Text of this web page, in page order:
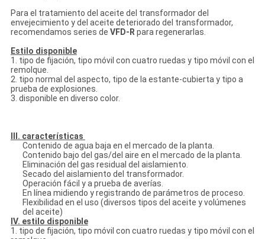
Para el tratamiento del aceite del transformador del
envejecimiento y del aceite deteriorado del transformador,
recomendamos series de VFD-Rpara regenerarlas.
Estilo disponible
1. tipo de fijación, tipo móvil con cuatro ruedas y tipo móvil con el
remolque.
2. tipo normal del aspecto, tipo de la estante-cubierta y tipo a
prueba de explosiones.
3. disponible en diverso color.
III. características
Contenido de agua baja en el mercado de la planta.
Contenido bajo del gas/del aire en el mercado de la planta.
Eliminación del gas residual del aislamiento.
Secado del aislamiento del transformador.
Operación fácil y a prueba de averías.
En línea midiendo y registrando de parámetros de proceso.
Flexibilidad en el uso (diversos tipos del aceite y volúmenes
del aceite)
IV. estilo disponible
1. tipo de fijación, tipo móvil con cuatro ruedas y tipo móvil con el